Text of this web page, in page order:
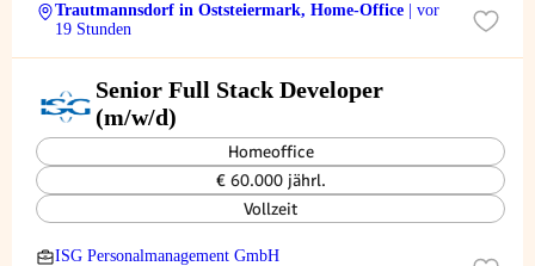
Trautmannsdorf in Oststeiermark, Home-Office
| vor
19 Stunden
Senior Full Stack Developer
(m/w/d)
Homeoffice
€ 60.000 jährl.
Vollzeit
ISG Personalmanagement GmbH